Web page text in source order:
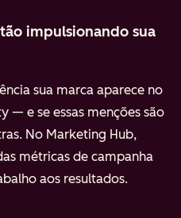
impulsionando sua
sua marca aparece no
— e se essas menções são
No Marketing Hub,
métricas de campanha
aos resultados.